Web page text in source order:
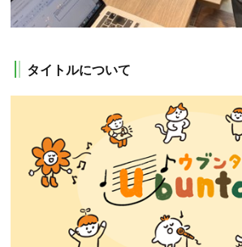
タイトルについて